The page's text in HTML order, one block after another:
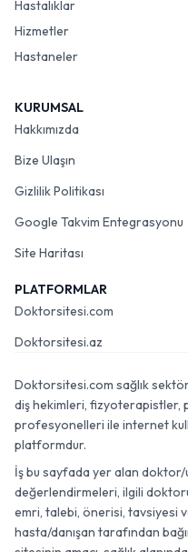
Hastalıklar
Hizmetler
Hastaneler
KURUMSAL
Hakkımızda
Bize Ulaşın
Gizlilik Politikası
Google Takvim Entegrasyonu
Site Haritası
PLATFORMLAR
Doktorsitesi.com
Doktorsitesi.az
Doktorsitesi.com sağlık
diş hekimleri, fizyoterapistler,
profesyonelleri ile internet
platformdur.
İş bu sayfada yer alan doktor/
değerlendirmeleri, ilgili
emri, talebi, önerisi, tavsiyesi
hasta/danışan tarafından